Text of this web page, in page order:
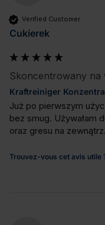
Verified Customer
Cukierek
Skoncentrowany na
Kraftreiniger
Już po pierwszym
bez smug. Używałam
oraz gresu na
Trouvez-vous cet avis utile